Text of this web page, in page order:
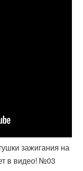
зажигания на
в видео! №03